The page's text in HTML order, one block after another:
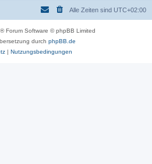
Alle Zeiten sind UTC+02:00
® Forum Software © phpBB Limited
durch phpBB.de
| Nutzungsbedingungen